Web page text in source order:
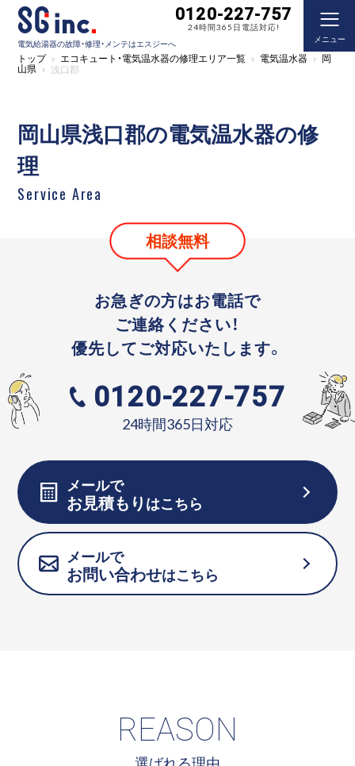
電気給湯器の故障・修理・メンテはエスジーへ
0120-227-757
24時間365日電話対応!
メニュー
トップ エコキュート・電気温水器の修理エリア一覧 電気温水器 岡
山県 浅口郡
岡山県浅口郡の電気温水器の修
理
Service Area
相談無料
お急ぎの方はお電話で
ご連絡ください！
優先してご対応いたします。
0120-227-757
24時間365日対応
メールで
お見積もりはこちら
メールで
お問い合わせはこちら
REASON